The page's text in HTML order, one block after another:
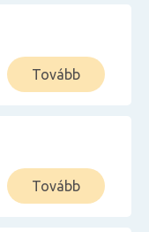
Tovább
Tovább